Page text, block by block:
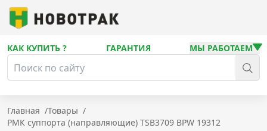
КАК КУПИТЬ ? ГАРАНТИЯ МЫ РАБОТАЕМ
Главная /Товары /
РМК суппорта (направляющие) TSB3709 BPW 19312